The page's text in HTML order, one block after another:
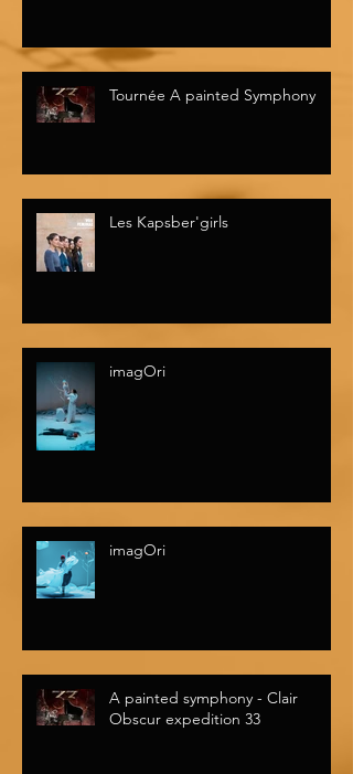
Tournée A painted Symphony
Les Kapsber'girls
imagOri
imagOri
A painted symphony - Clair
Obscur expedition 33